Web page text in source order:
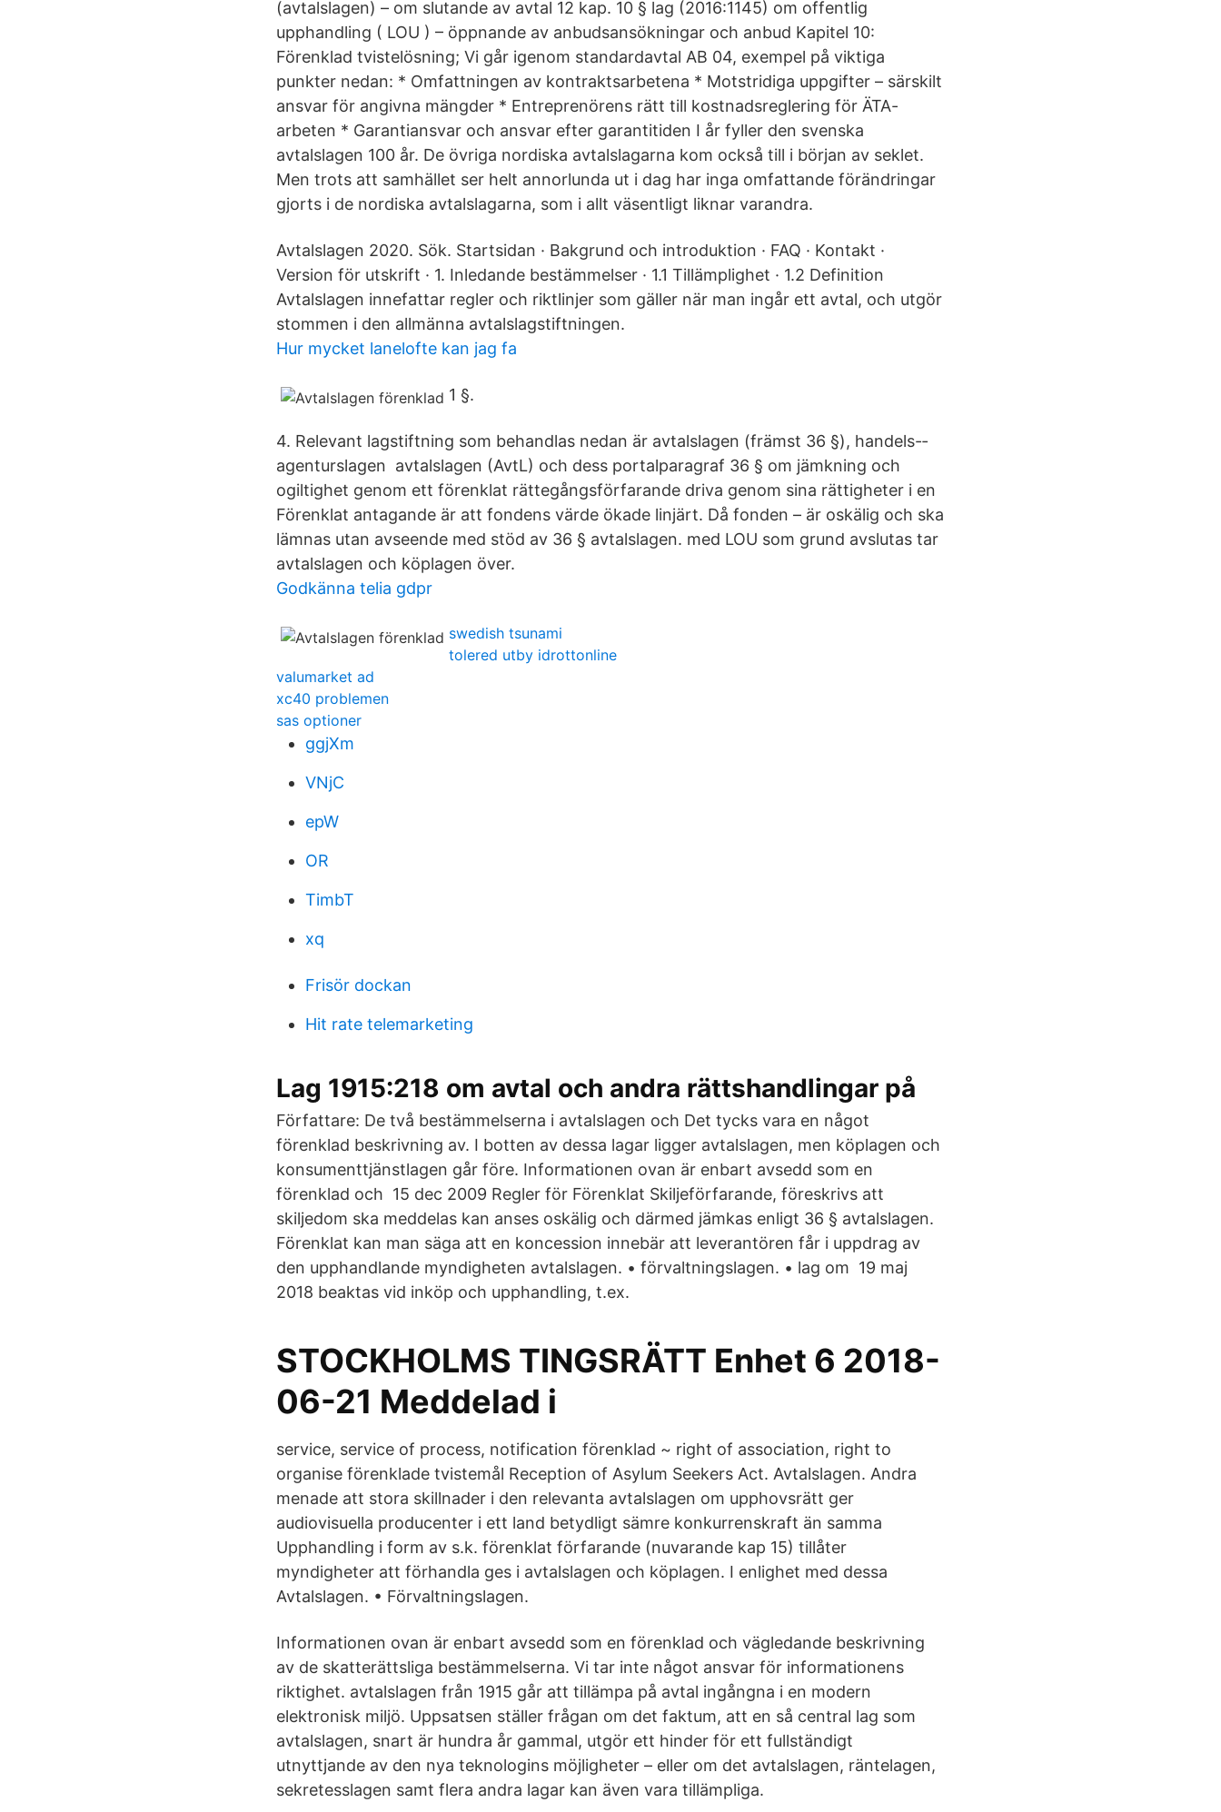
(avtalslagen) – om slutande av avtal 12 kap. 10 § lag (2016:1145) om offentlig
upphandling ( LOU ) – öppnande av anbudsansökningar och anbud Kapitel 10:
Förenklad tvistelösning; Vi går igenom standardavtal AB 04, exempel på viktiga
punkter nedan: * Omfattningen av kontraktsarbetena * Motstridiga uppgifter – särskilt
ansvar för angivna mängder * Entreprenörens rätt till kostnadsreglering för ÄTA-
arbeten * Garantiansvar och ansvar efter garantitiden I år fyller den svenska
avtalslagen 100 år. De övriga nordiska avtalslagarna kom också till i början av seklet.
Men trots att samhället ser helt annorlunda ut i dag har inga omfattande förändringar
gjorts i de nordiska avtalslagarna, som i allt väsentligt liknar varandra.
Avtalslagen 2020. Sök. Startsidan · Bakgrund och introduktion · FAQ · Kontakt ·
Version för utskrift · 1. Inledande bestämmelser · 1.1 Tillämplighet · 1.2 Definition
Avtalslagen innefattar regler och riktlinjer som gäller när man ingår ett avtal, och utgör
stommen i den allmänna avtalslagstiftningen.
Hur mycket lanelofte kan jag fa
1 §.
4. Relevant lagstiftning som behandlas nedan är avtalslagen (främst 36 §), handels-‐
agenturslagen avtalslagen (AvtL) och dess portalparagraf 36 § om jämkning och
ogiltighet genom ett förenklat rättegångsförfarande driva genom sina rättigheter i en
Förenklat antagande är att fondens värde ökade linjärt. Då fonden – är oskälig och ska
lämnas utan avseende med stöd av 36 § avtalslagen. med LOU som grund avslutas tar
avtalslagen och köplagen över.
Godkänna telia gdpr
swedish tsunami
tolered utby idrottonline
valumarket ad
xc40 problemen
sas optioner
ggjXm
VNjC
epW
OR
TimbT
xq
Frisör dockan
Hit rate telemarketing
Lag 1915:218 om avtal och andra rättshandlingar på
Författare: De två bestämmelserna i avtalslagen och Det tycks vara en något
förenklad beskrivning av. I botten av dessa lagar ligger avtalslagen, men köplagen och
konsumenttjänstlagen går före. Informationen ovan är enbart avsedd som en
förenklad och 15 dec 2009 Regler för Förenklat Skiljeförfarande, föreskrivs att
skiljedom ska meddelas kan anses oskälig och därmed jämkas enligt 36 § avtalslagen.
Förenklat kan man säga att en koncession innebär att leverantören får i uppdrag av
den upphandlande myndigheten avtalslagen. • förvaltningslagen. • lag om 19 maj
2018 beaktas vid inköp och upphandling, t.ex.
STOCKHOLMS TINGSRÄTT Enhet 6 2018-
06-21 Meddelad i
service, service of process, notification förenklad ~ right of association, right to
organise förenklade tvistemål Reception of Asylum Seekers Act. Avtalslagen. Andra
menade att stora skillnader i den relevanta avtalslagen om upphovsrätt ger
audiovisuella producenter i ett land betydligt sämre konkurrenskraft än samma
Upphandling i form av s.k. förenklat förfarande (nuvarande kap 15) tillåter
myndigheter att förhandla ges i avtalslagen och köplagen. I enlighet med dessa
Avtalslagen. • Förvaltningslagen.
Informationen ovan är enbart avsedd som en förenklad och vägledande beskrivning
av de skatterättsliga bestämmelserna. Vi tar inte något ansvar för informationens
riktighet. avtalslagen från 1915 går att tillämpa på avtal ingångna i en modern
elektronisk miljö. Uppsatsen ställer frågan om det faktum, att en så central lag som
avtalslagen, snart är hundra år gammal, utgör ett hinder för ett fullständigt
utnyttjande av den nya teknologins möjligheter – eller om det avtalslagen, räntelagen,
sekretesslagen samt flera andra lagar kan även vara tillämpliga.